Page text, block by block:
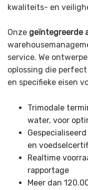
kwaliteits- en
Onze geïntegreerde
service. We
oplossing die
en specifieke eisen
Trimodale
water, voor
en
Realtime
rapportage
Meer dan